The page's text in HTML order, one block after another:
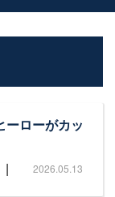
ーローがカッ
| 2026.05.13